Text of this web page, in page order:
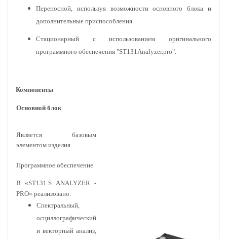
Переносной, используя возможности основного блока и
дополнительные приспособления
Стационарный с использованием оригинального
программного обеспечения "ST131Analyzer.pro".
Компоненты
Основной блок
Является базовым
элементом изделия
Программное обеспечение
В «ST131.S ANALYZER -
PRO» реализовано:
Спектральный,
осциллографический
и векторный анализ,